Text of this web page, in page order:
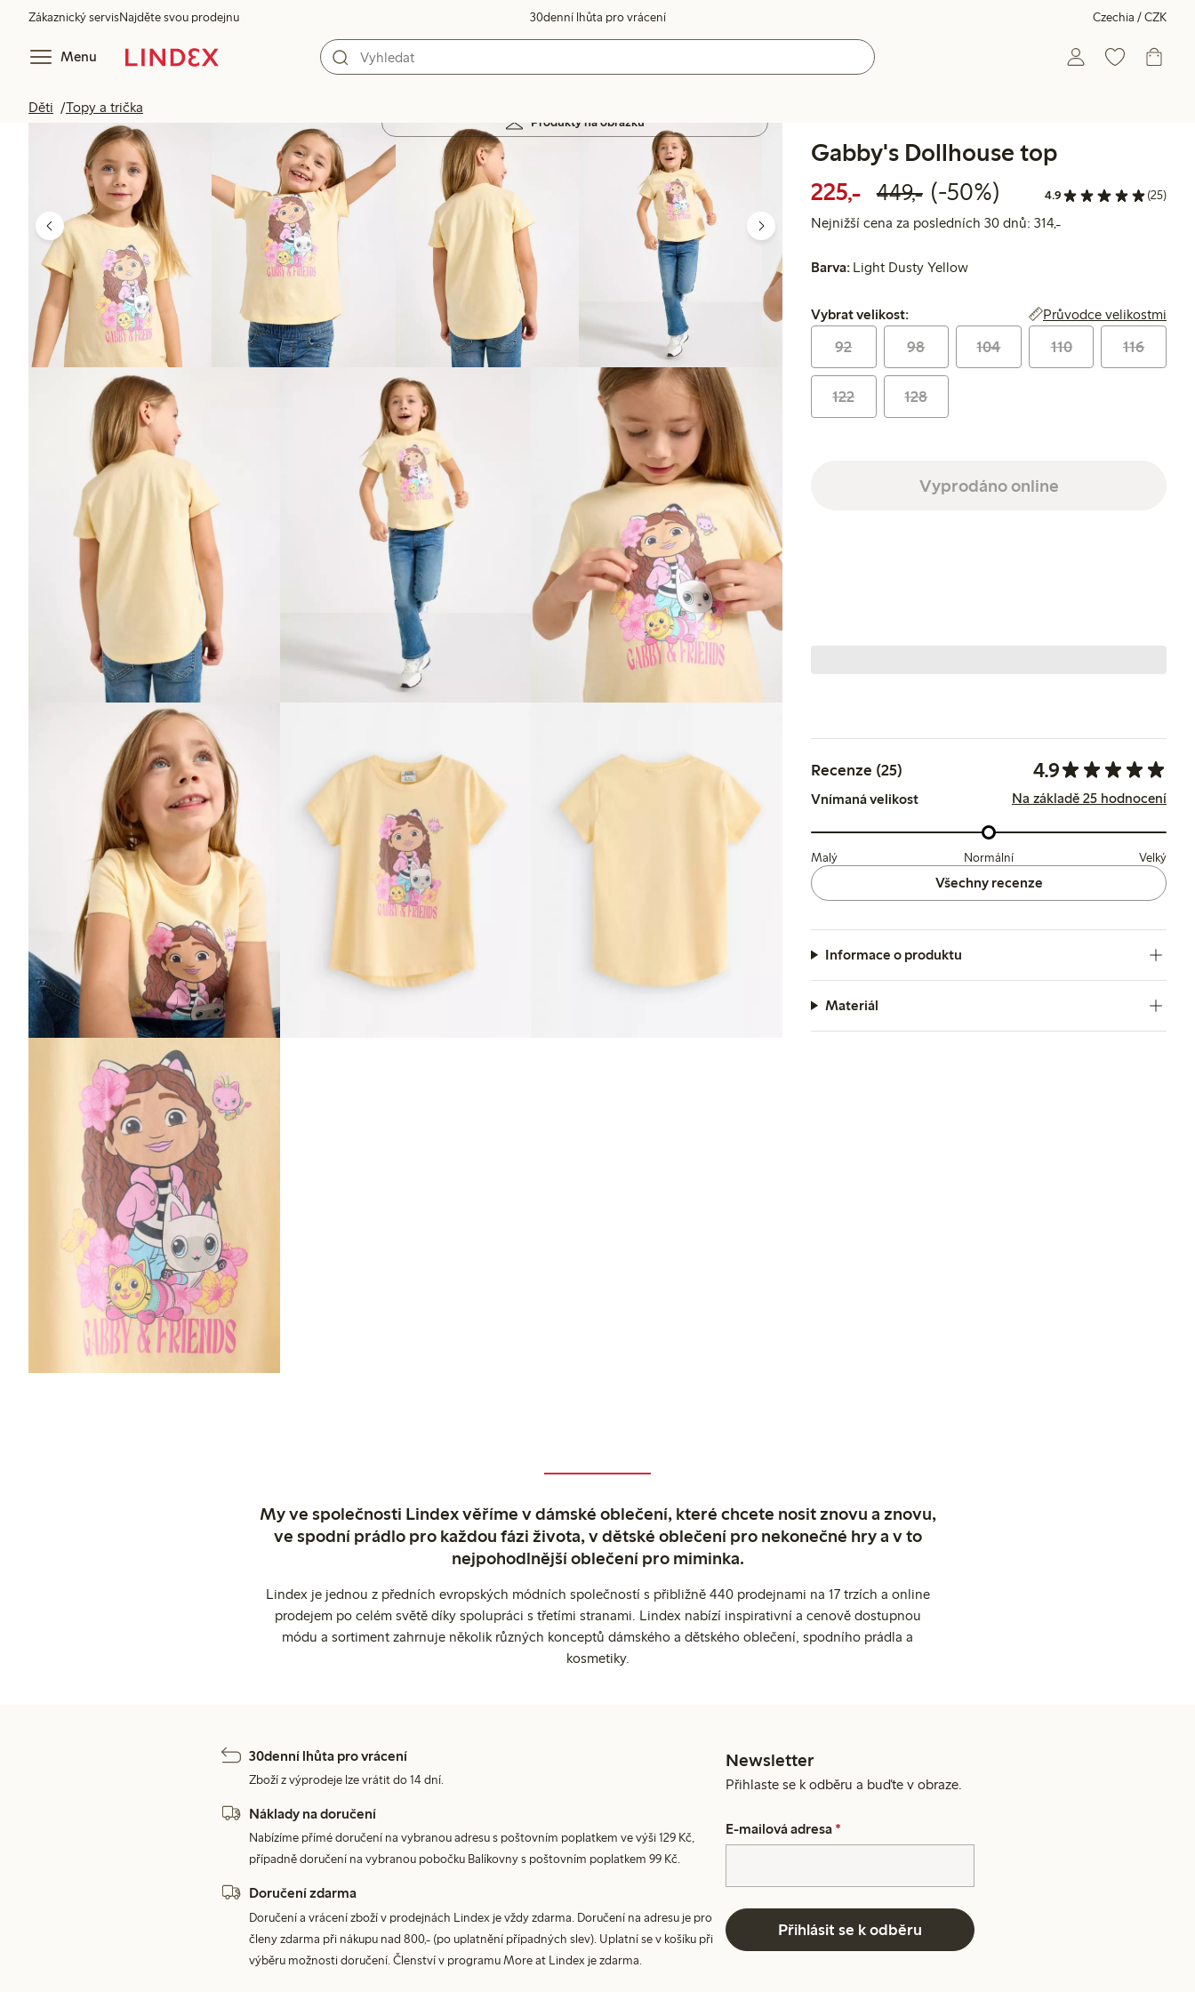
Zákaznický servisNajděte svou prodejnu 30denní lhůta pro vrácení Czechia / CZK
Menu
Děti Topy a trička
Produkty na obrázku
Gabby's Dollhouse top
225,- Snížená cena: 225,00 Kč
449,-Běžná cena: 449,00 Kč
50% sleva
(-50%) 4.9 (25)
Nejnižší cena za posledních 30 dnů: 314,-Nejnižší cena za
Barva: Light Dusty Yellow
Vybrat velikost:
Vybrat velikost: Průvodce velikostmi
92 98 104 110 116
122 128
Vyprodáno online
Recenze (25) 4.9
Vnímaná velikost Na základě 25 hodnocení
Malý Normální Velký
Všechny recenze
Informace o produktu
Materiál
My ve společnosti Lindex věříme v dámské oblečení, které chcete nosit znovu a znovu,
ve spodní prádlo pro každou fázi života, v dětské oblečení pro nekonečné hry a v to
nejpohodlnější oblečení pro miminka.
Lindex je jednou z předních evropských módních společností s přibližně 440 prodejnami na 17 trzích a online
prodejem po celém světě díky spolupráci s třetími stranami. Lindex nabízí inspirativní a cenově dostupnou
módu a sortiment zahrnuje několik různých konceptů dámského a dětského oblečení, spodního prádla a
kosmetiky.
30denní lhůta pro vrácení
Zboží z výprodeje lze vrátit do 14 dní.
Náklady na doručení
Nabízíme přímé doručení na vybranou adresu s poštovním poplatkem ve výši 129 Kč,
případně doručení na vybranou pobočku Balíkovny s poštovním poplatkem 99 Kč.
Doručení zdarma
Doručení a vrácení zboží v prodejnách Lindex je vždy zdarma. Doručení na adresu je pro
členy zdarma při nákupu nad 800,- (po uplatnění případných slev). Uplatní se v košíku při
výběru možnosti doručení. Členství v programu More at Lindex je zdarma.
Newsletter
Přihlaste se k odběru a buďte v obraze.
E-mailová adresa *
Přihlásit se k odběru